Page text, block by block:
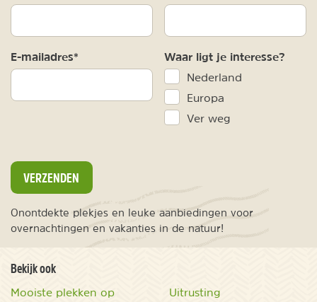
E-mailadres* Waar ligt je interesse?
Nederland
Europa
Ver weg
VERZENDEN
Onontdekte plekjes en leuke aanbiedingen voor
overnachtingen en vakanties in de natuur!
Bekijk ook
Mooiste plekken op
Uitrusting